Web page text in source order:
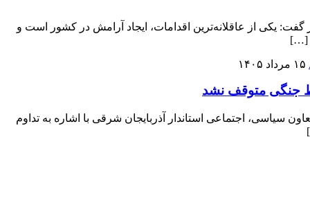
یکی از عاقلانه‌ترین اقدامات، ایجاد آرامش در کشور است و
[…]
۱۵ مرداد ۱۴۰۵
جنگی متوقف نشد
اجتماعی استاندار آذربایجان شرقی با اشاره به تداوم